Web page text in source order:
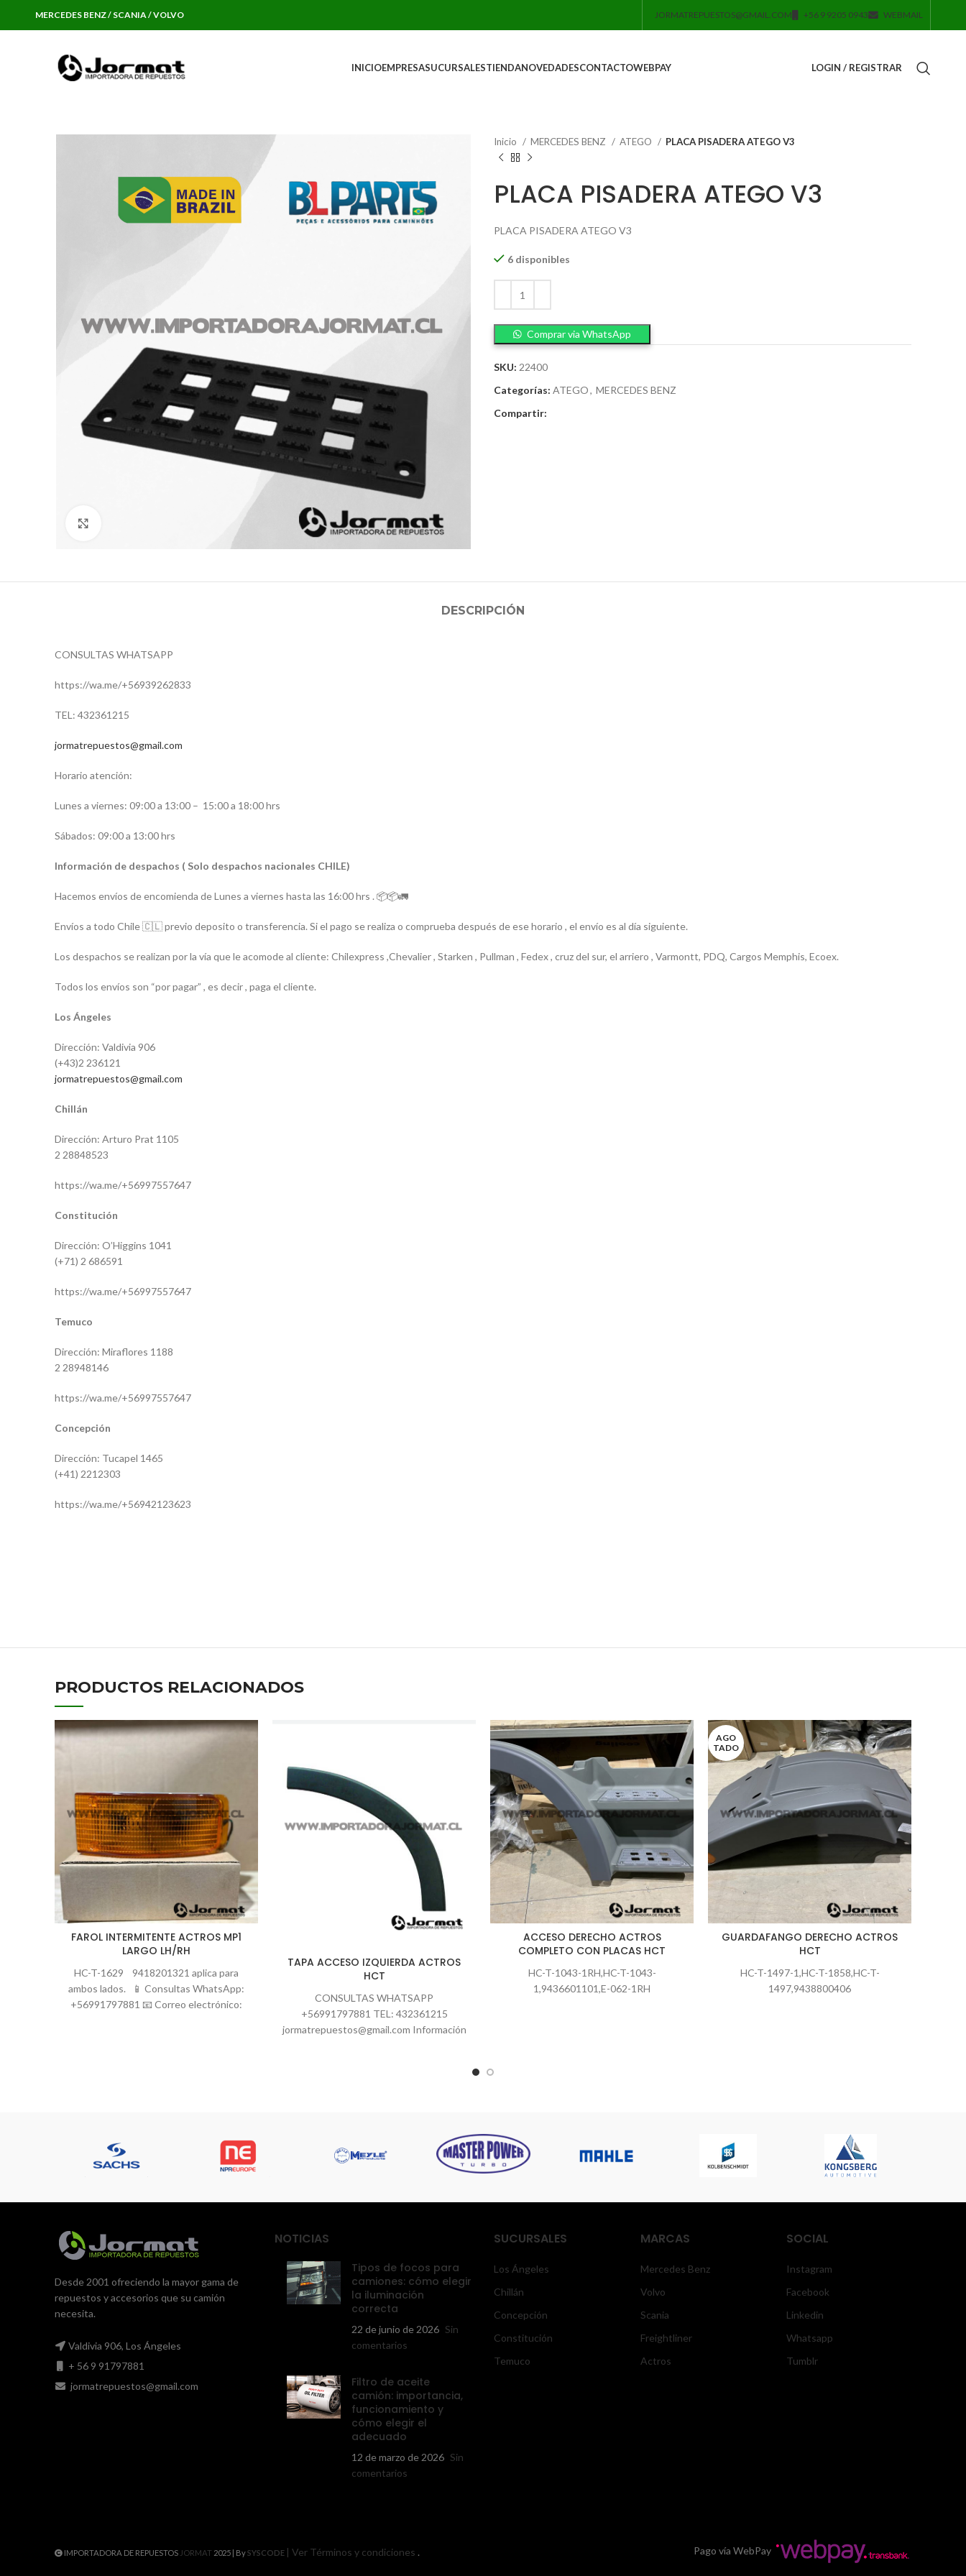
MERCEDES BENZ / SCANIA / VOLVO JORMATREPUESTOS@GMAIL.COM +56 9 9205 0943 WEBMAIL
INICIOEMPRESASUCURSALESTIENDANOVEDADESCONTACTOWEBPAY LOGIN / REGISTRAR
Inicio MERCEDES BENZ ATEGO PLACA PISADERA ATEGO V3
PLACA PISADERA ATEGO V3
PLACA PISADERA ATEGO V3
6 disponibles
Comprar via WhatsApp
SKU: 22400
Categorías: ATEGO, MERCEDES BENZ
Compartir:
DESCRIPCIÓN
CONSULTAS WHATSAPP
https://wa.me/+56939262833
TEL: 432361215
jormatrepuestos@gmail.com
Horario atención:
Lunes a viernes: 09:00 a 13:00 – 15:00 a 18:00 hrs
Sábados: 09:00 a 13:00 hrs
Información de despachos ( Solo despachos nacionales CHILE)
Hacemos envíos de encomienda de Lunes a viernes hasta las 16:00 hrs . 📦📦🚛
Envíos a todo Chile 🇨🇱 previo deposito o transferencia. Si el pago se realiza o comprueba después de ese horario , el envío es al día siguiente.
Los despachos se realizan por la vía que le acomode al cliente: Chilexpress ,Chevalier , Starken , Pullman , Fedex , cruz del sur, el arriero , Varmontt, PDQ, Cargos Memphis, Ecoex.
Todos los envíos son “por pagar” , es decir , paga el cliente.
Los Ángeles
Dirección: Valdivia 906
(+43)2 236121
jormatrepuestos@gmail.com
Chillán
Dirección: Arturo Prat 1105
2 28848523
https://wa.me/+56997557647
Constitución
Dirección: O’Higgins 1041
(+71) 2 686591
https://wa.me/+56997557647
Temuco
Dirección: Miraflores 1188
2 28948146
https://wa.me/+56997557647
Concepción
Dirección: Tucapel 1465
(+41) 2212303
https://wa.me/+56942123623
PRODUCTOS RELACIONADOS
FAROL INTERMITENTE ACTROS MP1
LARGO LH/RH
HC-T-1629 9418201321 aplica para
ambos lados. 📱 Consultas WhatsApp:
+56991797881 📧 Correo electrónico:
TAPA ACCESO IZQUIERDA ACTROS
HCT
CONSULTAS WHATSAPP
+56991797881 TEL: 432361215
jormatrepuestos@gmail.com Información
ACCESO DERECHO ACTROS
COMPLETO CON PLACAS HCT
HC-T-1043-1RH,HC-T-1043-
1,9436601101,E-062-1RH
AGO
TADO
GUARDAFANGO DERECHO ACTROS
HCT
HC-T-1497-1,HC-T-1858,HC-T-
1497,9438800406
Desde 2001 ofreciendo la mayor gama de
repuestos y accesorios que su camión
necesita.
Valdivia 906, Los Ángeles
+ 56 9 91797881
jormatrepuestos@gmail.com
NOTICIAS
Tipos de focos para
camiones: cómo elegir
la iluminación
correcta
22 de junio de 2026 Sin
comentarios
Filtro de aceite
camión: importancia,
funcionamiento y
cómo elegir el
adecuado
12 de marzo de 2026 Sin
comentarios
SUCURSALES
Los Ángeles
Chillán
Concepción
Constitución
Temuco
MARCAS
Mercedes Benz
Volvo
Scania
Freightliner
Actros
SOCIAL
Instagram
Facebook
Linkedin
Whatsapp
Tumblr
IMPORTADORA DE REPUESTOS JORMAT 2025 | BySYSCODE | Ver Términos y condiciones . Pago vía WebPay